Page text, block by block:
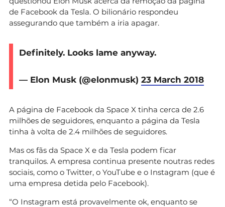
de Facebook da Tesla. O bilionário respondeu
assegurando que também a iria apagar.
Definitely. Looks lame anyway.
— Elon Musk (@elonmusk) 23 March 2018
A página de Facebook da Space X tinha cerca de 2.6
milhões de seguidores, enquanto a página da Tesla
tinha à volta de 2.4 milhões de seguidores.
Mas os fãs da Space X e da Tesla podem ficar
tranquilos. A empresa continua presente noutras redes
sociais, como o Twitter, o YouTube e o Instagram (que é
uma empresa detida pelo Facebook).
“O Instagram está provavelmente ok, enquanto se